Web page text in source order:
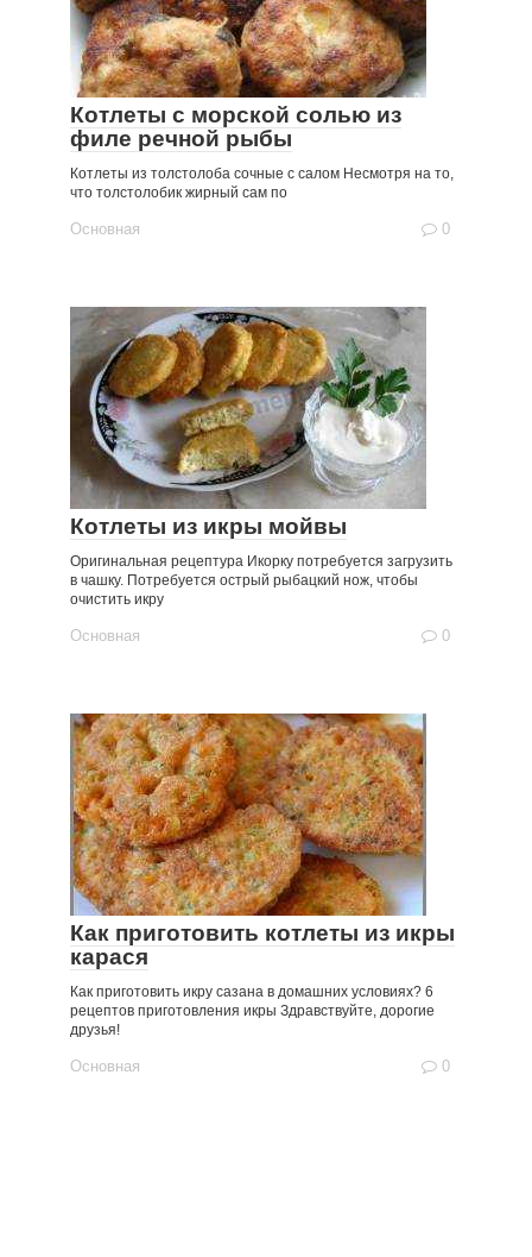
Котлеты с морской солью из
филе речной рыбы
Котлеты из толстолоба сочные с салом Несмотря на то,
что толстолобик жирный сам по
Основная 0
Котлеты из икры мойвы
Оригинальная рецептура Икорку потребуется загрузить
в чашку. Потребуется острый рыбацкий нож, чтобы
очистить икру
Основная 0
Как приготовить котлеты из икры
карася
Как приготовить икру сазана в домашних условиях? 6
рецептов приготовления икры Здравствуйте, дорогие
друзья!
Основная 0